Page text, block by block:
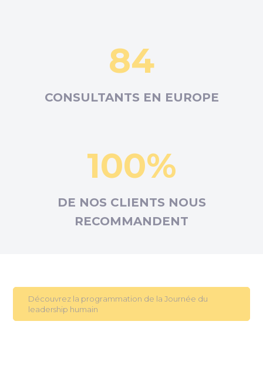
84
CONSULTANTS EN EUROPE
100%
DE NOS CLIENTS NOUS
RECOMMANDENT
Découvrez la programmation de la Journée du
leadership humain